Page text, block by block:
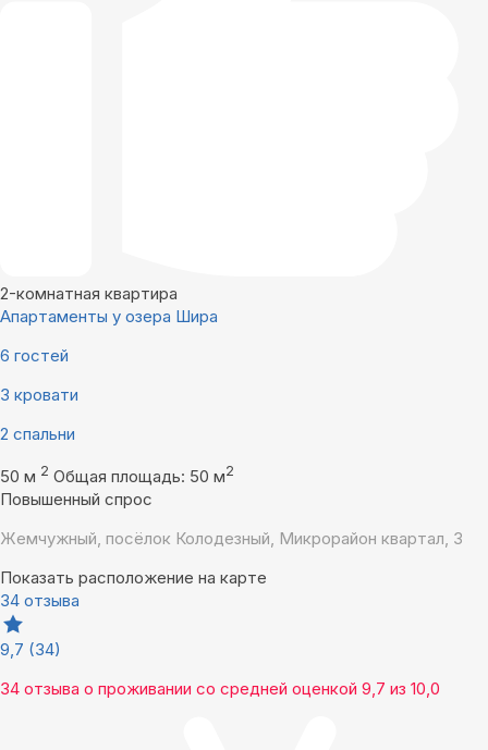
2-комнатная квартира
Апартаменты у озера Шира
6 гостей
3 кровати
2 спальни
50 м 2 Общая площадь: 50 м2
Повышенный спрос
Жемчужный, посёлок Колодезный, Микрорайон квартал, 3
Показать расположение на карте
34 отзыва
9,7 (34)
34 отзыва о проживании со средней оценкой 9,7 из 10,0